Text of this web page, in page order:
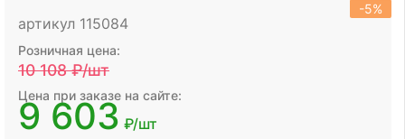
артикул 115084
-5%
Розничная цена:
10 108₽/шт
Цена при заказе на сайте:
9 603 ₽/шт